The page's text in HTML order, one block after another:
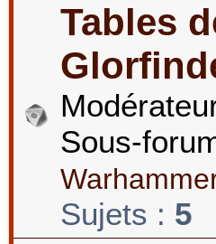
Tables
Sous-
Sujets : 5